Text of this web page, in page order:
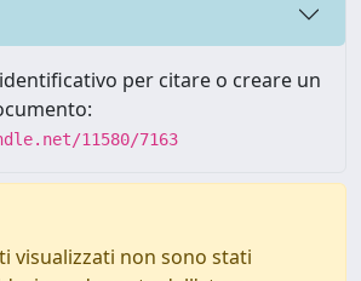
per citare o creare un
11580/7163
visualizzati non sono stati